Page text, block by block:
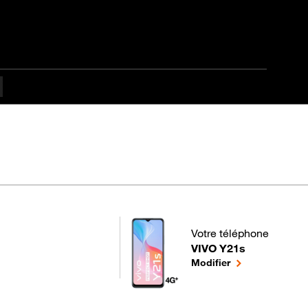
Votre téléphone
VIVO Y21s
pour votre VIVO Y21s ou
Modifierle téléphone